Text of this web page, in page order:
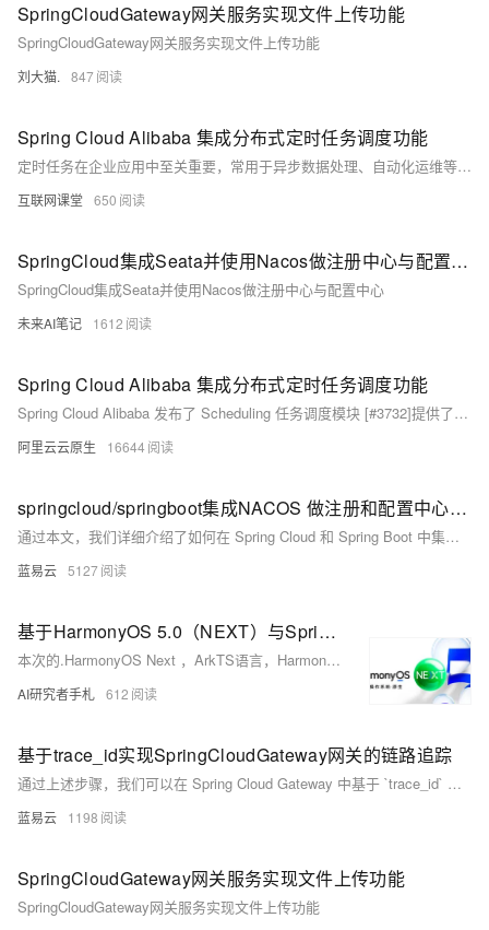
SpringCloudGateway网关服务实现文件上传功能
SpringCloudGateway网关服务实现文件上传功能
刘大猫. 847
Spring Cloud Alibaba 集成分布式定时任务调度功能
定时任务在企业应用中至关重要，常用于异步数据处理、自动化运维等场景。在单体应用中，利用Java的`java.util.Timer`或Spring的`@Scheduled`即可轻松实现。然而，进入微服务架构后，任务可能因多节点并发执行而重复。Spring Cloud Alibaba为此发布了Scheduling模块，提供轻量级、高可用的分布式定时任务解决方案，支持防重复执行、分片运行等功能，并可通过`spring-cloud-starter-alibaba-schedulerx`快速集成。用户可选择基于阿里云SchedulerX托管服务或采用本地开源方案（如ShedLock）
互联网课堂 650
SpringCloud集成Seata并使用Nacos做注册中心与配置中心
SpringCloud集成Seata并使用Nacos做注册中心与配置中心
未来AI笔记 1612
Spring Cloud Alibaba 集成分布式定时任务调度功能
Spring Cloud Alibaba 发布了 Scheduling 任务调度模块 [#3732]提供了一套开源、轻量级、高可用的定时任务解决方案，帮助您快速开发微服务体系下的分布式定时任务。
阿里云云原生 16644
springcloud/springboot集成NACOS 做注册和配置中心以及nacos源码分析
通过本文，我们详细介绍了如何在 Spring Cloud 和 Spring Boot 中集成 Nacos 进行服务注册和配置管理，并对 Nacos 的源码进行了初步分析。Nacos 作为一个强大的服务注册和配置管理平台，为微服务架构提供
蓝易云 5127
基于HarmonyOS 5.0（NEXT）与SpringCloud架构的跨平台应用开发与服务集成研究【实战】
本次的.HarmonyOS Next ，ArkTS语言，HarmonyOS的元服务和DevEco Studio 开发工具，为开发者提供了构建现代化、轻量化、高性能应用的便捷方式。这些技术和工具将帮助开发者更好地适应未来的智能设备和服务提供方式。
AI研究者手札 612
基于trace_id实现SpringCloudGateway网关的链路追踪
通过上述步骤，我们可以在 Spring Cloud Gateway 中基于 `trace_id` 实现链路追踪。引入必要的依赖，配置 Zipkin，自动生成和传递 `trace_id`，并通过测试验证追踪功能。这种机制能够有效地帮助我们监控分布式系统中的请求流，快速定位问题和瓶颈。
蓝易云 1198
SpringCloudGateway网关服务实现文件上传功能
SpringCloudGateway网关服务实现文件上传功能